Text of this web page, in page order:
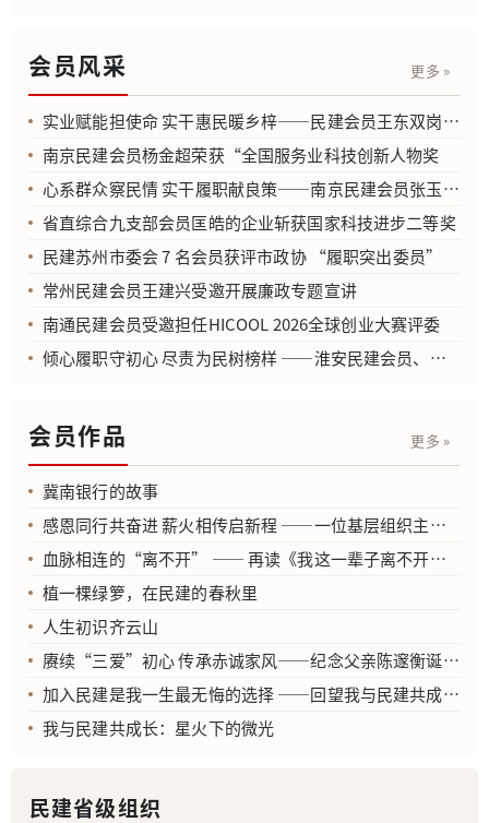
会员风采 更多 »
实业赋能担使命 实干惠民暖乡梓——民建会员王东双岗建功书写履职答卷
南京民建会员杨金超荣获“全国服务业科技创新人物奖
心系群众察民情 实干履职献良策——南京民建会员张玉成建议入选《全省各级人大代表建议选编（100件）》
省直综合九支部会员匡皓的企业斩获国家科技进步二等奖
民建苏州市委会 7 名会员获评市政协 “履职突出委员”
常州民建会员王建兴受邀开展廉政专题宣讲
南通民建会员受邀担任HICOOL 2026全球创业大赛评委
倾心履职守初心 尽责为民树榜样 ——淮安民建会员、政协淮安市第九届委员会邹勇委员五年履职事迹
会员作品 更多 »
冀南银行的故事
感恩同行共奋进 薪火相传启新程 ——一位基层组织主委的卸任感言
血脉相连的“离不开” —— 再读《我这一辈子离不开统一战线》有感
植一棵绿箩，在民建的春秋里
人生初识齐云山
赓续“三爱”初心 传承赤诚家风——纪念父亲陈邃衡诞辰110周年
加入民建是我一生最无悔的选择 ——回望我与民建共成长的历程
我与民建共成长：星火下的微光
民建省级组织